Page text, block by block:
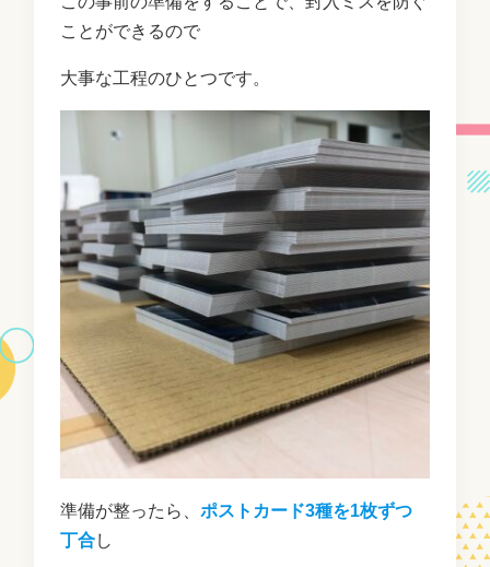
ことができるので
大事な工程のひとつです。
準備が整ったら、ポストカード3種を1枚ずつ
丁合し